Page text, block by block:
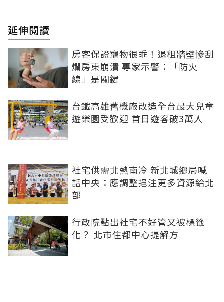
延伸閱讀
房客保證寵物很乖！退租牆壁慘刮
爛房東崩潰 專家示警：「防火
線」是關鍵
台鐵高雄舊機廠改造全台最大兒童
遊樂園受歡迎 首日遊客破3萬人
社宅供需北熱南冷 新北城鄉局喊
話中央：應調整挹注更多資源給北
部
行政院點出社宅不好管又被標籤
化？ 北市住都中心提解方